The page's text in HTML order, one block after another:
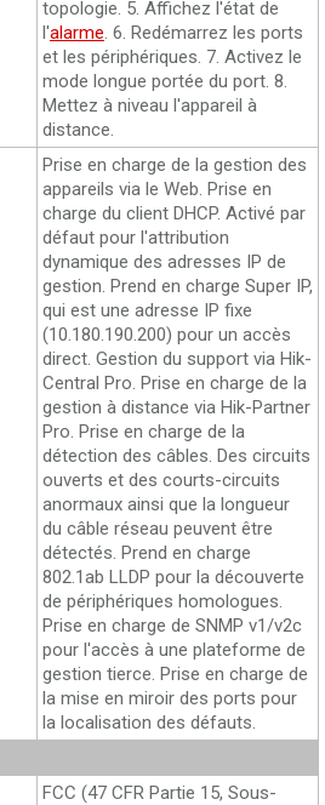
topologie. 5. Affichez l'état de
l'alarme. 6. Redémarrez les ports
et les périphériques. 7. Activez le
mode longue portée du port. 8.
Mettez à niveau l'appareil à
distance.
Prise en charge de la gestion des
appareils via le Web. Prise en
charge du client DHCP. Activé par
défaut pour l'attribution
dynamique des adresses IP de
gestion. Prend en charge Super IP,
qui est une adresse IP fixe
(10.180.190.200) pour un accès
direct. Gestion du support via Hik-
Central Pro. Prise en charge de la
gestion à distance via Hik-Partner
Pro. Prise en charge de la
détection des câbles. Des circuits
ouverts et des courts-circuits
anormaux ainsi que la longueur
du câble réseau peuvent être
détectés. Prend en charge
802.1ab LLDP pour la découverte
de périphériques homologues.
Prise en charge de SNMP v1/v2c
pour l'accès à une plateforme de
gestion tierce. Prise en charge de
la mise en miroir des ports pour
la localisation des défauts.
FCC (47 CFR Partie 15, Sous-